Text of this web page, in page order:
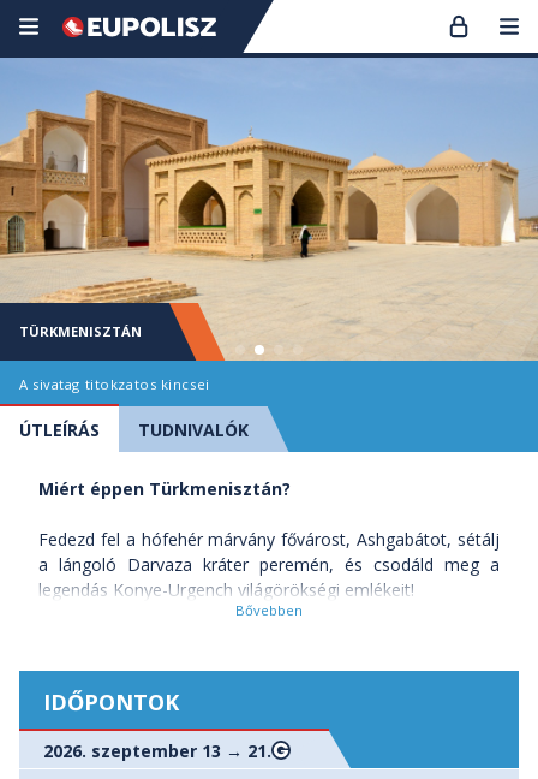
TÜRKMENISZTÁN
A sivatag titokzatos kincsei
ÚTLEÍRÁS TUDNIVALÓK
Miért éppen Türkmenisztán?
Fedezd fel a hófehér márvány fővárost, Ashgabátot, sétálj
a lángoló Darvaza kráter peremén, és csodáld meg a
legendás Konye-Urgench világörökségi emlékeit!
Merülj alá a gyógyító vizű Kov Ata barlangtóban,
kanyonban, majd lépj a történelem előtti időkbe a
Kojtendag dinoszaurusz platón. Utazásunk a Selyemút
egykori fényes központjában, Mary városában és Merv
romjainál teljesedik ki.
Az élmény igazi kalandtúra: vonattal, busszal és
IDŐPONTOK
2026. szeptember 13 → 21.